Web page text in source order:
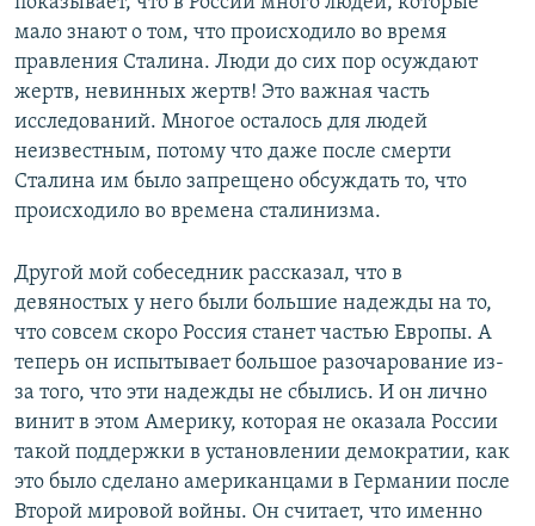
мало знают о том, что происходило во время
правления Сталина. Люди до сих пор осуждают
жертв, невинных жертв! Это важная часть
исследований. Многое осталось для людей
неизвестным, потому что даже после смерти
Сталина им было запрещено обсуждать то, что
происходило во времена сталинизма.
Другой мой собеседник рассказал, что в
девяностых у него были большие надежды на то,
что совсем скоро Россия станет частью Европы. А
теперь он испытывает большое разочарование из-
за того, что эти надежды не сбылись. И он лично
винит в этом Америку, которая не оказала России
такой поддержки в установлении демократии, как
это было сделано американцами в Германии после
Второй мировой войны. Он считает, что именно